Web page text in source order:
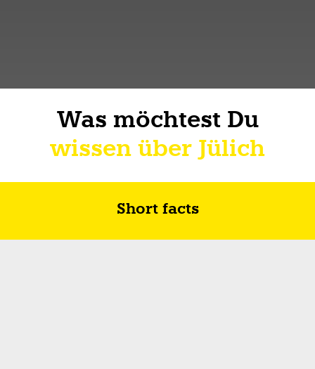
Was möchtest Du
wissen über Jülich
Short facts